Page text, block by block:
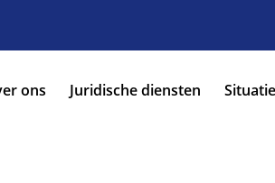
ons Juridische diensten